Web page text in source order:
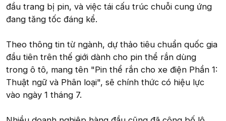
đầu trang bị pin, và việc tái cấu trúc chuỗi cung ứng
đang tăng tốc đáng kể.
Theo thông tin từ ngành, dự thảo tiêu chuẩn quốc gia
đầu tiên trên thế giới dành cho pin thể rắn dùng
trong ô tô, mang tên "Pin thể rắn cho xe điện Phần 1:
Thuật ngữ và Phân loại", sẽ chính thức có hiệu lực
vào ngày 1 tháng 7.